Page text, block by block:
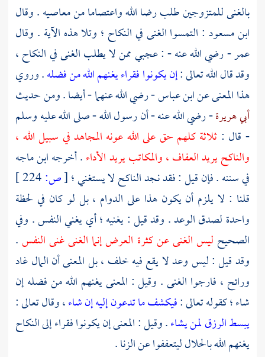
بالغنى للمتزوجين طلب رضا الله واعتصاما من معاصيه . وقال
ابن مسعود : التمسوا الغنى في النكاح ؛ وتلا هذه الآية . وقال
عمر- رضي الله عنه - : عجبي ممن لا يطلب الغنى في النكاح ،
وقد قال الله تعالى :إن يكونوا فقراء يغنهم الله من فضله. وروي
هذا المعنى عنابن عباس- رضي الله عنهما - أيضا . ومن حديث
أبي هريرة- رضي الله عنه - أن رسول الله - صلى الله عليه وسلم
- قال : ثلاثة كلهم حق على الله عونه المجاهد في سبيل الله ،
والناكح يريد العفاف ، والمكاتب يريد الأداء. أخرجهابن ماجه
في سننه . فإن قيل : فقد نجد الناكح لا يستغني ؛[ص:
قلنا : لا يلزم أن يكون هذا على الدوام ، بل لو كان في لحظة
واحدة لصدق الوعد . وقد قيل : يغنيه ؛ أي يغني النفس . وفي
الصحيح ليس الغنى عن كثرة العرض إنما الغنى غنى النفس.
وقد قيل : ليس وعد لا يقع فيه خلف ، بل المعنى أن المال غاد
ورائح ، فارجوا الغنى . وقيل : المعنى يغنهم الله من فضله إن
شاء ؛ كقوله تعالى :فيكشف ما تدعون إليه إن شاء، وقال تعالى :
يبسط الرزق لمن يشاء. وقيل : المعنى إن يكونوا فقراء إلى النكاح
يغنهم الله بالحلال ليتعففوا عن الزنا .